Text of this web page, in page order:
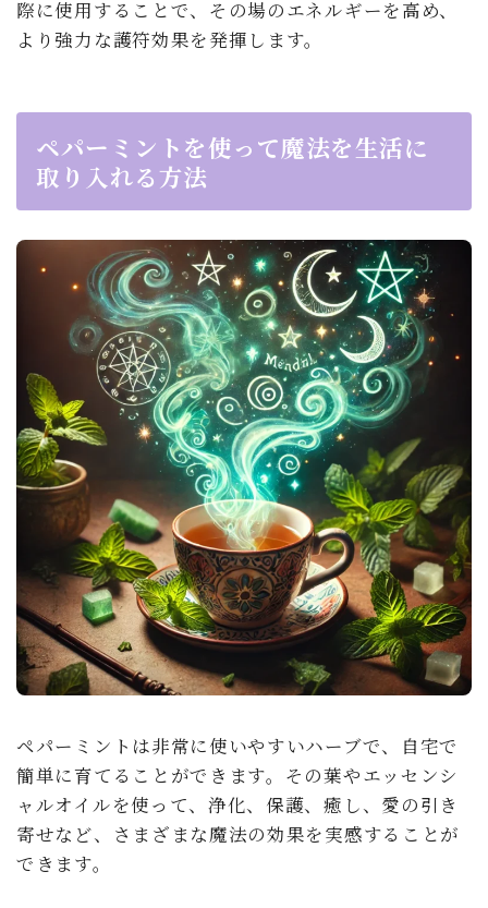
際に使用することで、その場のエネルギーを高め、
より強力な護符効果を発揮します。
ペパーミントを使って魔法を生活に
取り入れる方法
ペパーミントは非常に使いやすいハーブで、自宅で
簡単に育てることができます。その葉やエッセンシ
ャルオイルを使って、浄化、保護、癒し、愛の引き
寄せなど、さまざまな魔法の効果を実感することが
できます。